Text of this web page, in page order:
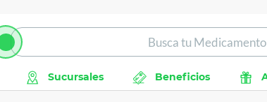
Sucursales Beneficios